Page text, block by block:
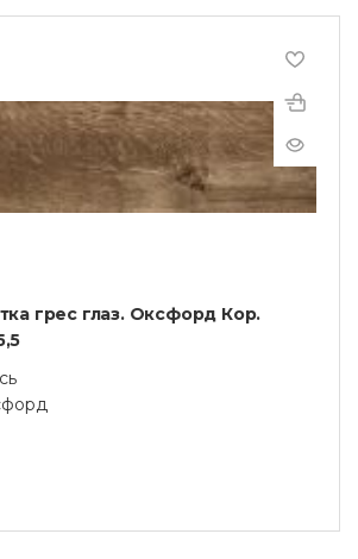
грес глаз. Оксфорд Кор.